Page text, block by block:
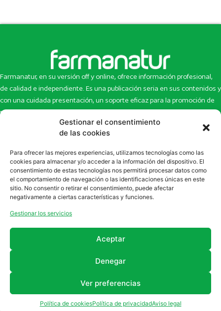
Gestionar el consentimiento
de las cookies
Para ofrecer las mejores experiencias, utilizamos tecnologías como las
cookies para almacenar y/o acceder a la información del dispositivo. El
consentimiento de estas tecnologías nos permitirá procesar datos como
el comportamiento de navegación o las identificaciones únicas en este
sitio. No consentir o retirar el consentimiento, puede afectar
negativamente a ciertas características y funciones.
Gestionar los servicios
Aceptar
Denegar
Ver preferencias
Política de cookiesPolítica de privacidadAviso legal
Farmanatur, en su versión off y online, ofrece información profesional,
de calidad e independiente. Es una publicación seria en sus contenidos y
con una cuidada presentación, un soporte eficaz para la promoción de
productos y novedades.
Inicio
Newsletter
Eco Multimedia
Contacto
Artículos
Escaparate
Enlaces de interés
SUSCRÍBETE A NUESTRO NEWSLETTER
la sección deNewsletter
Revista Farmanatur